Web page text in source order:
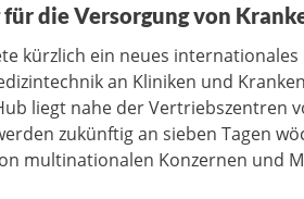
die Versorgung von
kürzlich ein neues
an Kliniken und
liegt nahe der Vertriebszentren
zukünftig an sieben Tagen
multinationalen Konzernen und